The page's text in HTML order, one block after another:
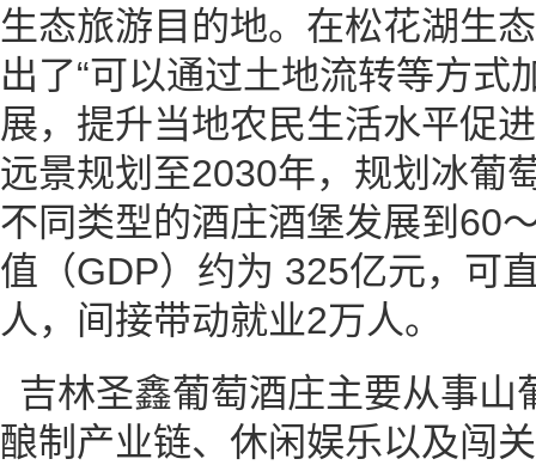
生态旅游目的地。在松花湖生
出了“可以通过土地流转等方式
展，提升当地农民生活水平促
远景规划至2030年，规划冰葡
不同类型的酒庄酒堡发展到60
值（GDP）约为 325亿元，可
人，间接带动就业2万人。
吉林圣鑫葡萄酒庄主要从事山
酿制产业链、休闲娱乐以及闯